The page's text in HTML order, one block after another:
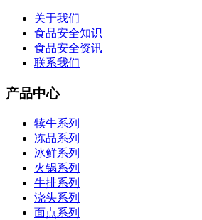
关于我们
食品安全知识
食品安全资讯
联系我们
产品中心
犊牛系列
冻品系列
冰鲜系列
火锅系列
牛排系列
浇头系列
面点系列